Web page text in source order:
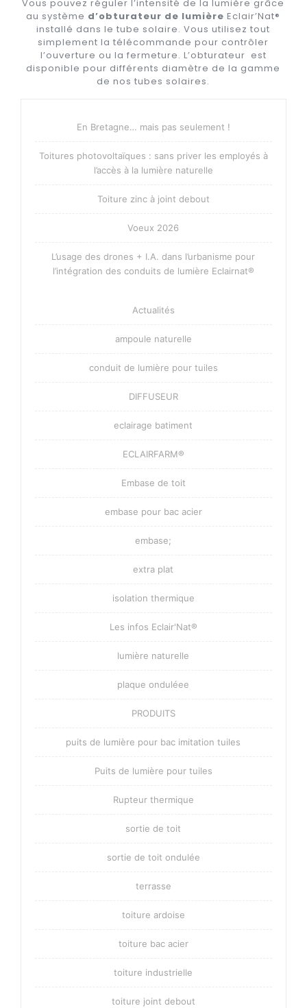
Vous pouvez réguler l’intensité de la lumière grâce
au système d’obturateur de lumière Eclair’Nat®
installé dans le tube solaire. Vous utilisez tout
simplement la télécommande pour contrôler
l’ouverture ou la fermeture. L’obturateur est
disponible pour différents diamètre de la gamme
de nos tubes solaires.
En Bretagne… mais pas seulement !
Toitures photovoltaïques : sans priver les employés à
l’accès à la lumière naturelle
Toiture zinc à joint debout
Voeux 2026
L’usage des drones + I.A. dans l’urbanisme pour
l’intégration des conduits de lumière Eclairnat®
Actualités
ampoule naturelle
conduit de lumière pour tuiles
DIFFUSEUR
eclairage batiment
ECLAIRFARM®
Embase de toit
embase pour bac acier
embase;
extra plat
isolation thermique
Les infos Eclair'Nat®
lumière naturelle
plaque onduléee
PRODUITS
puits de lumière pour bac imitation tuiles
Puits de lumière pour tuiles
Rupteur thermique
sortie de toit
sortie de toit ondulée
terrasse
toiture ardoise
toiture bac acier
toiture industrielle
toiture joint debout